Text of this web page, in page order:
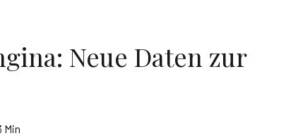
Neue Daten zur
Min